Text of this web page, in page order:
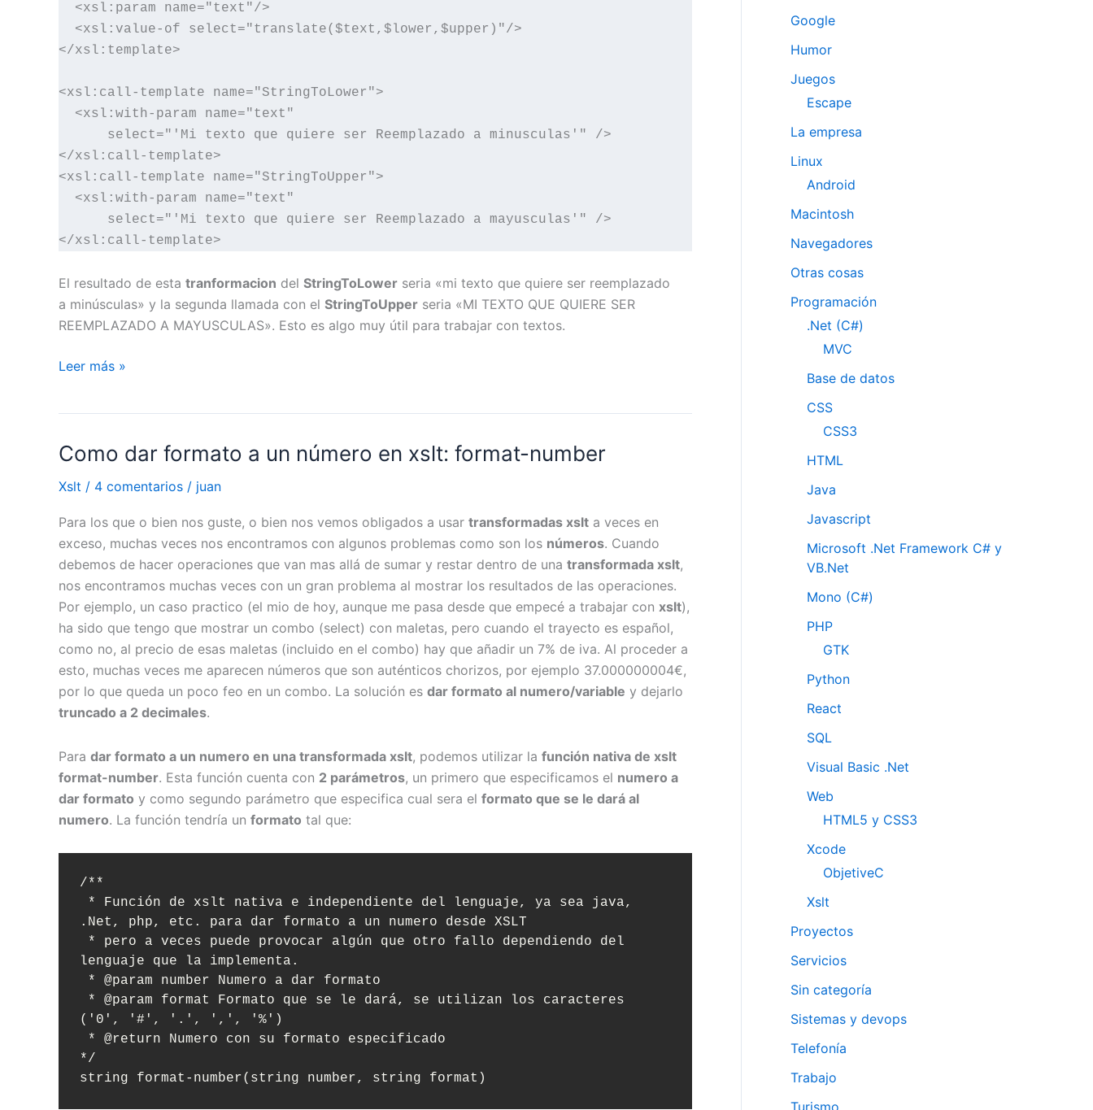
  <xsl:param name="text"/>
  <xsl:value-of select="translate($text,$lower,$upper)"/>
</xsl:template>
<xsl:call-template name="StringToLower">
  <xsl:with-param name="text"
      select="'Mi texto que quiere ser Reemplazado a minusculas'" />
</xsl:call-template>
<xsl:call-template name="StringToUpper">
  <xsl:with-param name="text"
      select="'Mi texto que quiere ser Reemplazado a mayusculas'" />
</xsl:call-template>
El resultado de esta tranformacion del StringToLower seria «mi texto que quiere ser reemplazado
a minúsculas» y la segunda llamada con el StringToUpper seria «MI TEXTO QUE QUIERE SER
REEMPLAZADO A MAYUSCULAS». Esto es algo muy útil para trabajar con textos.
Convertir
mayusculas
o
(toLower)
Leer más »
Como dar formato a un número en xslt: format-number
Xslt / 4 comentarios / juan
Para los que o bien nos guste, o bien nos vemos obligados a usar transformadas xslt a veces en
exceso, muchas veces nos encontramos con algunos problemas como son los números. Cuando
debemos de hacer operaciones que van mas allá de sumar y restar dentro de una transformada xslt,
nos encontramos muchas veces con un gran problema al mostrar los resultados de las operaciones.
Por ejemplo, un caso practico (el mio de hoy, aunque me pasa desde que empecé a trabajar con xslt),
ha sido que tengo que mostrar un combo (select) con maletas, pero cuando el trayecto es español,
como no, al precio de esas maletas (incluido en el combo) hay que añadir un 7% de iva. Al proceder a
esto, muchas veces me aparecen números que son auténticos chorizos, por ejemplo 37.000000004€,
por lo que queda un poco feo en un combo. La solución es dar formato al numero/variable y dejarlo
truncado a 2 decimales.
Para dar formato a un numero en una transformada xslt, podemos utilizar la función nativa de xslt
format-number. Esta función cuenta con 2 parámetros, un primero que especificamos el numero a
dar formato y como segundo parámetro que especifica cual sera el formato que se le dará al
numero. La función tendría un formato tal que:
/**
.Net, php, etc. para dar formato a un numero desde XSLT
lenguaje que la implementa.
('0', '#', '.', ',', '%')
*/
string format-number(string number, string format)
Google
Humor
Juegos
Escape
La empresa
Linux
Android
Macintosh
Navegadores
Otras cosas
Programación
.Net (C#)
MVC
Base de datos
CSS
CSS3
HTML
Java
Javascript
Microsoft .Net Framework C# y
VB.Net
Mono (C#)
PHP
GTK
Python
React
SQL
Visual Basic .Net
Web
HTML5 y CSS3
Xcode
ObjetiveC
Xslt
Proyectos
Servicios
Sin categoría
Sistemas y devops
Telefonía
Trabajo
Turismo